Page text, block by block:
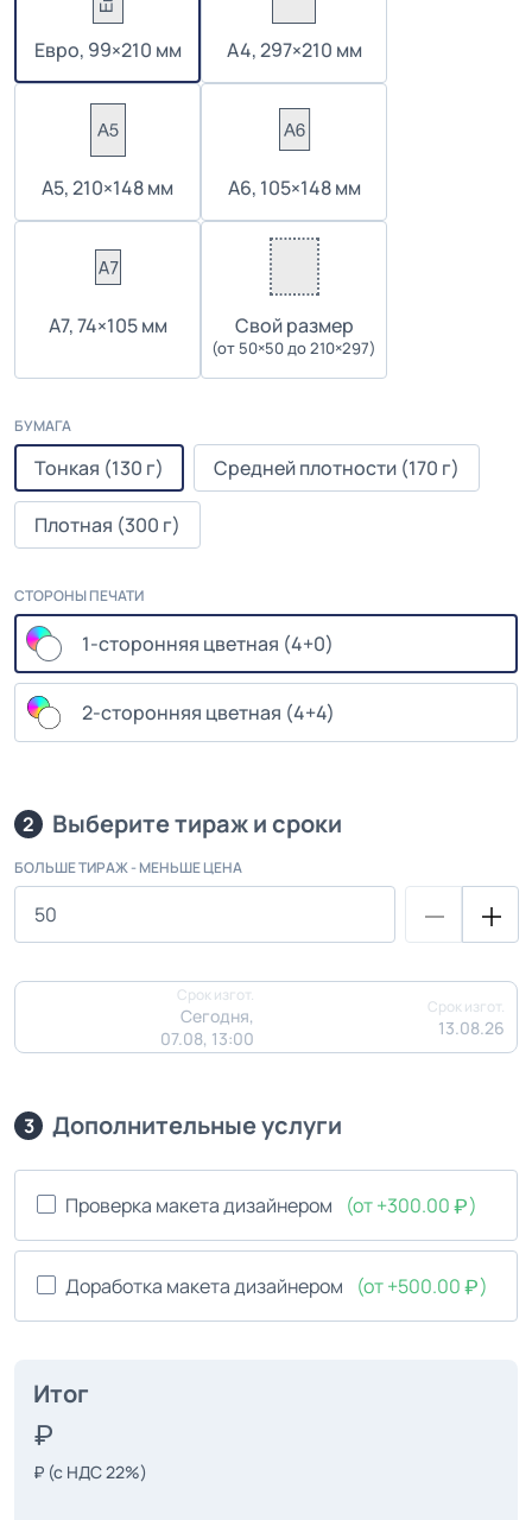
Евро, 99×210 мм А4, 297×210 мм
А5, 210×148 мм А6, 105×148 мм
А7, 74×105 мм Cвой размер
(от 50×50 до 210×297)
БУМАГА
Тонкая (130 г) Средней плотности (170 г)
Плотная (300 г)
СТОРОНЫ ПЕЧАТИ
1-сторонняя цветная (4+0)
2-сторонняя цветная (4+4)
2 Выберите тираж и сроки
БОЛЬШЕ ТИРАЖ - МЕНЬШЕ ЦЕНА
Срок изгот.
Сегодня,
07.08, 13:00
Срок изгот.
13.08.26
3 Дополнительные услуги
Проверка макета дизайнером (от +300.00 )
Доработка макета дизайнером (от +500.00 )
Итог
₽ (с НДС 22%)